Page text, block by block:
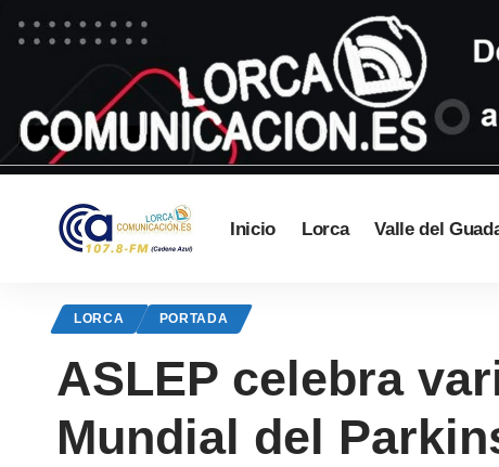
Inicio Lorca Valle del
LORCA PORTADA
ASLEP celebra
Mundial del